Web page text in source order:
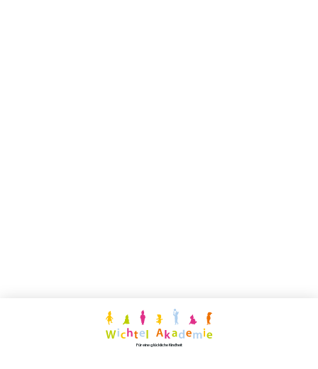
Für eine glückliche Kindheit